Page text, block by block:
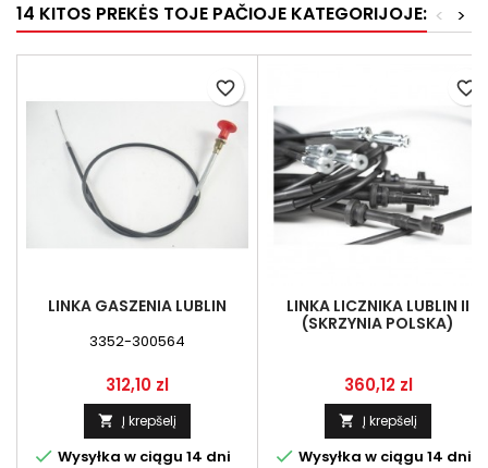
14 KITOS PREKĖS TOJE PAČIOJE KATEGORIJOJE: >
<
LINKA GASZENIA LUBLIN
3352-300564
Kaina
312,10 zl
 Į krepšelį
 Wysyłka w ciągu 14 dni
favorite_border
LINKA LICZNIKA LUBLIN II
(SKRZYNIA POLSKA)
Kaina
360,12 zl
 Į krepšelį
 Wysyłka w ciągu 14 dni
favorite_border